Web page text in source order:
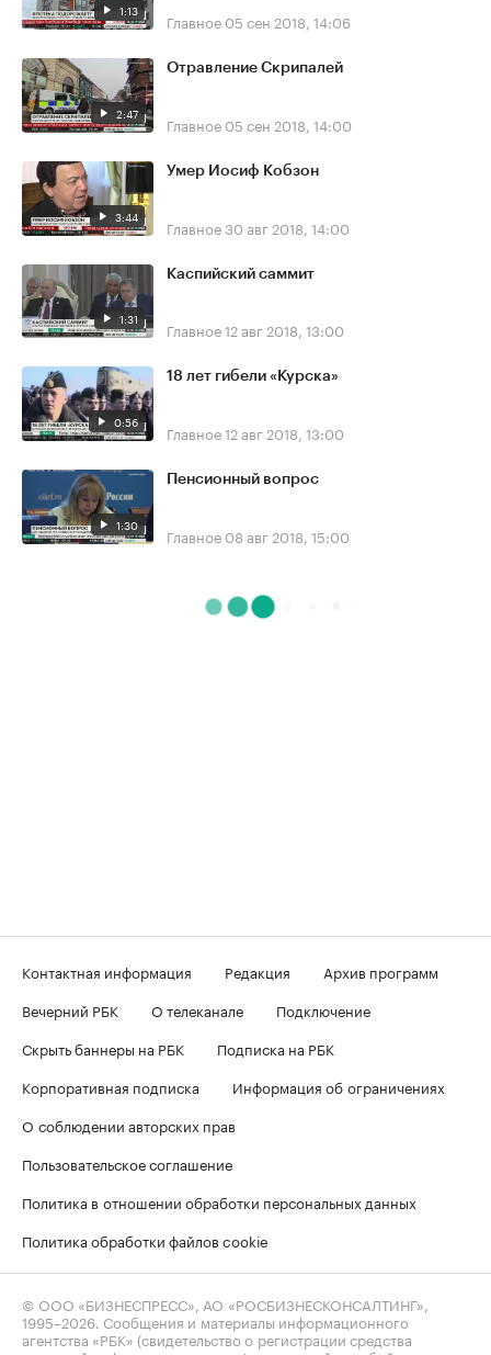
1:13 Главное 05 сен 2018, 14:06
2:47
Отравление Скрипалей
Главное 05 сен 2018, 14:00
3:44
Умер Иосиф Кобзон
Главное30 авг 2018, 14:00
1:31
Каспийский саммит
Главное12 авг 2018, 13:00
0:56
18 лет гибели «Курска»
Главное12 авг 2018, 13:00
1:30
Пенсионный вопрос
Главное 08 авг 2018, 15:00
Контактная информация Редакция
Архив программ
Вечерний РБК
О телеканале
Подключение
Скрыть баннеры на РБК
Подписка на РБК
Корпоративная подписка
Информация об ограничениях
О соблюдении авторских прав
Пользовательское соглашение
Политика в отношении обработки персональных данных
Политика обработки файлов cookie
© ООО «БИЗНЕСПРЕСС», АО «РОСБИЗНЕСКОНСАЛТИНГ»,
1995–2026 . Сообщения и материалы информационного
агентства «РБК» (свидетельство о регистрации средства